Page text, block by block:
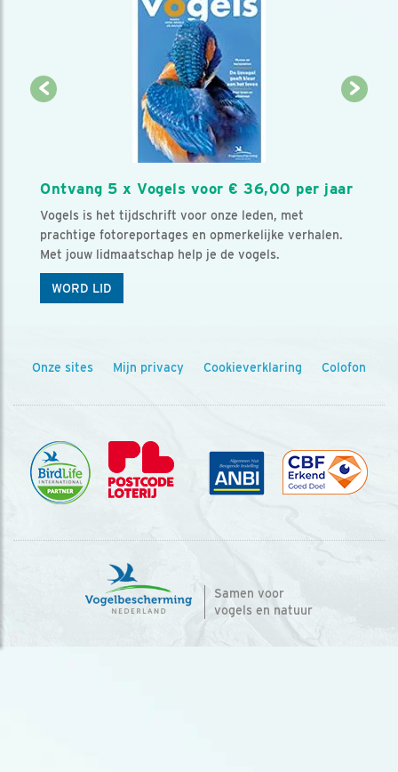
Ontvang 5 x Vogels voor € 36,00 per jaar
Vogels is het tijdschrift voor onze leden, met
prachtige fotoreportages en opmerkelijke verhalen.
Met jouw lidmaatschap help je de vogels.
WORD LID
Onze sites Mijn privacy Cookieverklaring Colofon
Samen voor
vogels en natuur